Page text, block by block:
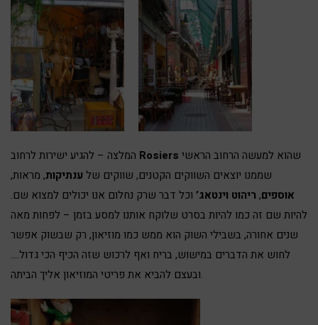
Rosiers
שממנו יוצאים השווקים הקטנים, שווקים של ענתיקות, מראות,
אוספים, ריהוט וינטאג’ וכל דבר שרק נחלום אנו יכולים למצוא שם.
להיות שם זה כמו להיות בסרט שלוקח אותנו למסע בזמן – לפחות מאה
שנים אחורה, בשבילי השוק הוא ממש כמו מוזיאון, רק שבשוק אפשר
לחוש את הדברים במישוש, בריח ואף לרכוש שזה הכיף הכי גדול….
ובעצם להביא את פריטי המוזיאון אליך הביתה.